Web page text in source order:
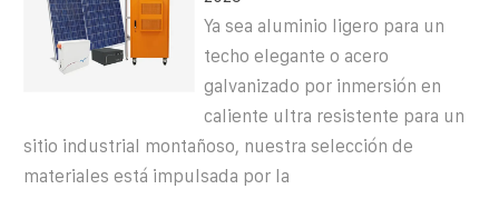
Ya sea aluminio ligero para un
techo elegante o acero
galvanizado por inmersión en
caliente ultra resistente para un
sitio industrial montañoso, nuestra selección de
materiales está impulsada por la